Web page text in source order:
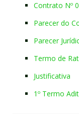
Contrato Nº
Parecer do
Parecer
Termo de
Justificativa
1º Termo